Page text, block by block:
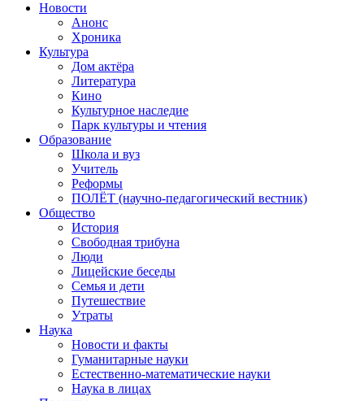
Новости
Анонс
Хроника
Культура
Дом актёра
Литература
Кино
Культурное наследие
Парк культуры и чтения
Образование
Школа и вуз
Учитель
Реформы
ПОЛЁТ (научно-педагогический вестник)
Общество
История
Свободная трибуна
Люди
Лицейские беседы
Семья и дети
Путешествие
Утраты
Наука
Новости и факты
Гуманитарные науки
Естественно-математические науки
Наука в лицах